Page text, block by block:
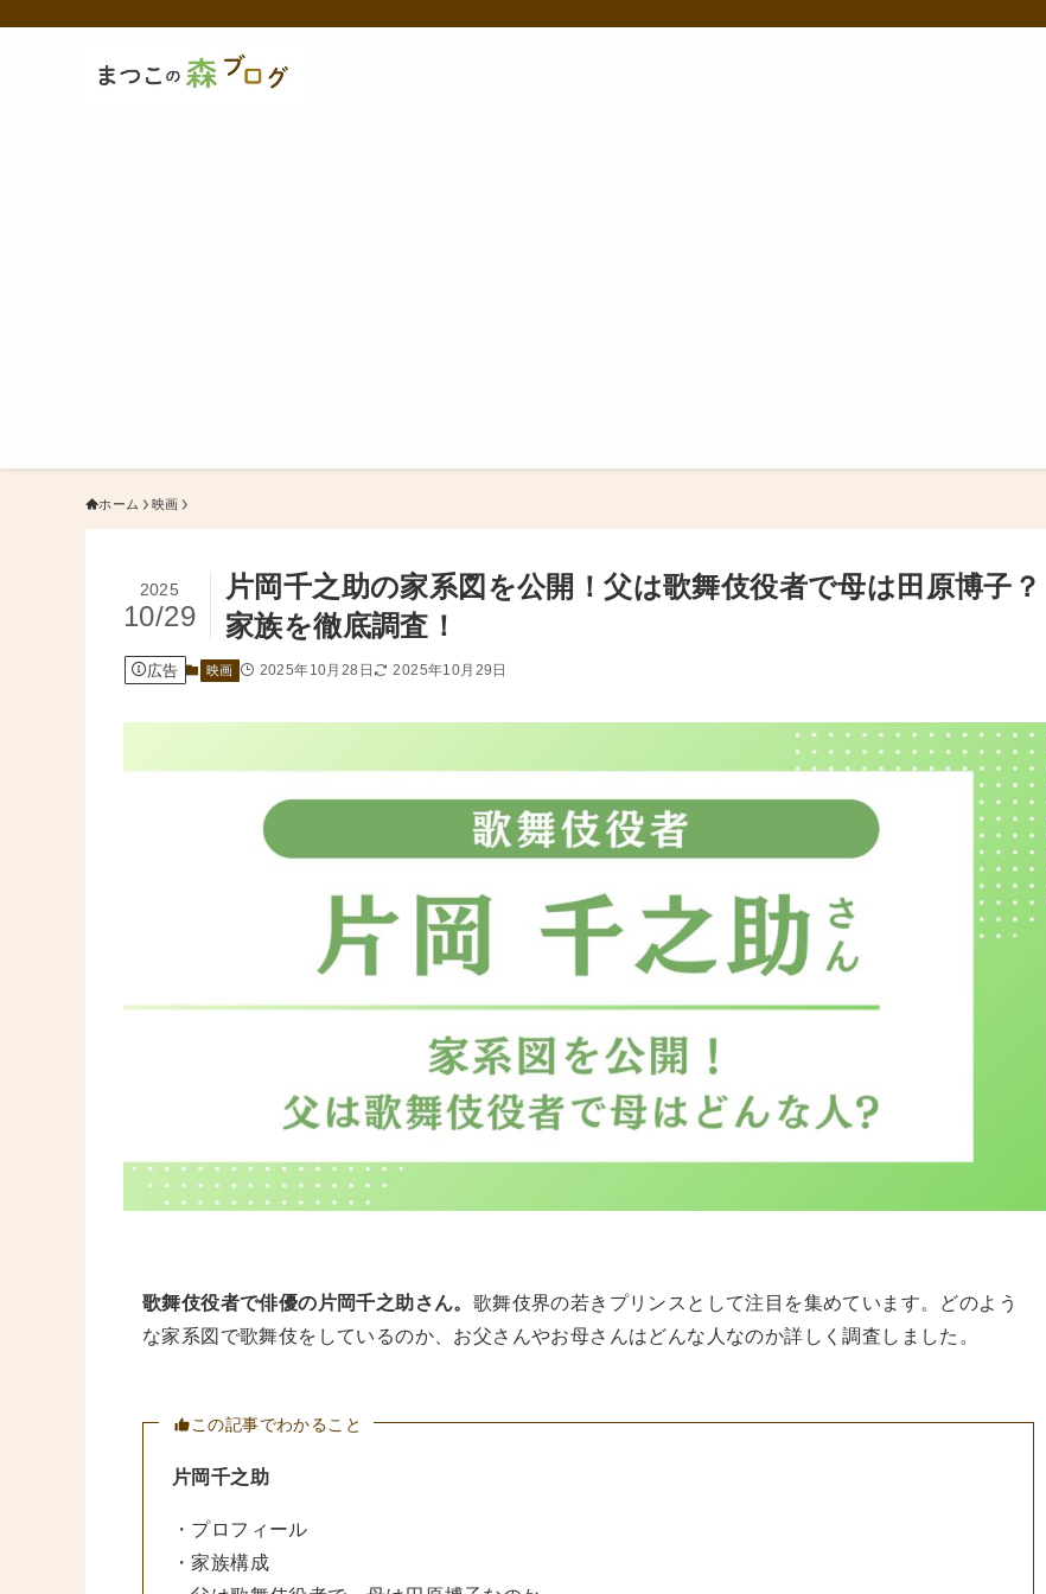
ホーム 映画
片岡千之助の家系図を公開！父は歌舞伎役者で母は田原博子？
家族を徹底調査！
2025
10/29
広告 映画 2025年10月28日 2025年10月29日
歌舞伎役者で俳優の片岡千之助さん。 歌舞伎界の若きプリンスとして注目を集めています。どのよう
な家系図で歌舞伎をしているのか、お父さんやお母さんはどんな人なのか詳しく調査しました。
この記事でわかること
片岡千之助
・プロフィール
・家族構成